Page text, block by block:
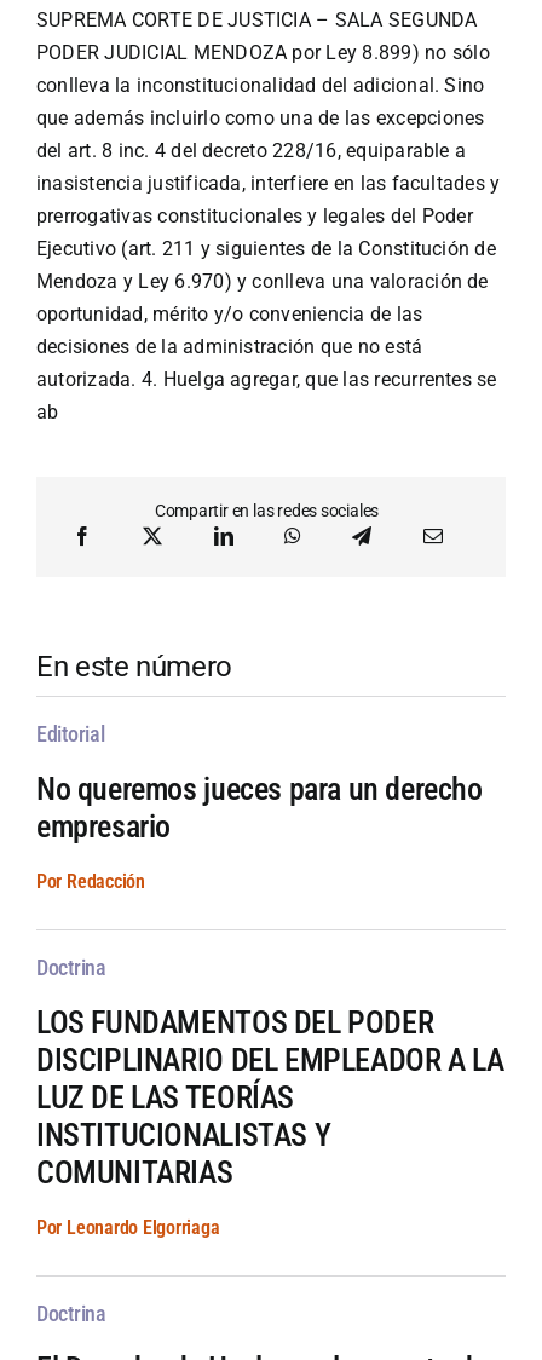
SUPREMA CORTE DE JUSTICIA – SALA SEGUNDA
PODER JUDICIAL MENDOZA por Ley 8.899) no sólo
conlleva la inconstitucionalidad del adicional. Sino
que además incluirlo como una de las excepciones
del art. 8 inc. 4 del decreto 228/16, equiparable a
inasistencia justificada, interfiere en las facultades y
prerrogativas constitucionales y legales del Poder
Ejecutivo (art. 211 y siguientes de la Constitución de
Mendoza y Ley 6.970) y conlleva una valoración de
oportunidad, mérito y/o conveniencia de las
decisiones de la administración que no está
autorizada. 4. Huelga agregar, que las recurrentes se
ab
Compartir en las redes sociales
En este número
Editorial
No queremos jueces para un derecho
empresario
Por Redacción
Doctrina
LOS FUNDAMENTOS DEL PODER
DISCIPLINARIO DEL EMPLEADOR A LA
LUZ DE LAS TEORÍAS
INSTITUCIONALISTAS Y
COMUNITARIAS
Por Leonardo Elgorriaga
Doctrina